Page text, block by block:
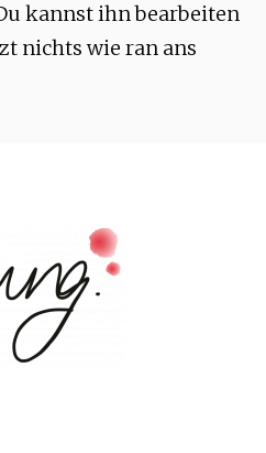
kannst ihn bearbeiten
nichts wie ran ans